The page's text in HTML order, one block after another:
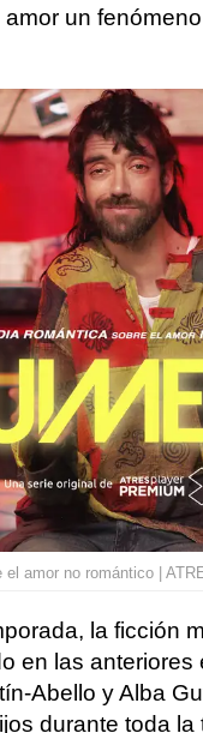
un
amor no romántico |
la ficción
en las
Abello y Alba
durante toda